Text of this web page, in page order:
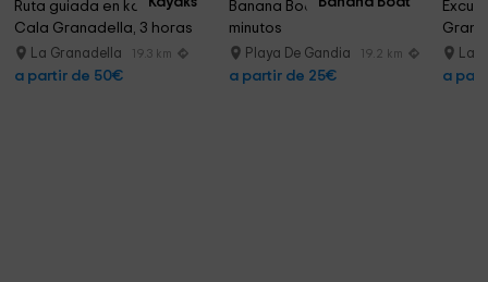
Ruta guiada en kayak en
Cala Granadella, 3 horas
La Granadella 19.3 km
a partir de 50€
Banana Boat en Gandía 30
minutos
Playa De Gandia 19.2 km
a partir de 25€
La
a